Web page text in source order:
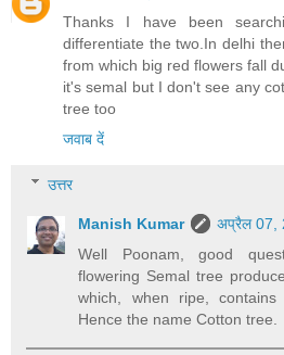
Thanks I have been
differentiate the two.In delhi
from which big red flowers fall
it's semal but I don't see any
tree too
जवाब दें
उत्तर
Manish Kumar
अप्रैल 07,
Well Poonam, good
flowering Semal tree
which, when ripe,
Hence the name Cotton tree.